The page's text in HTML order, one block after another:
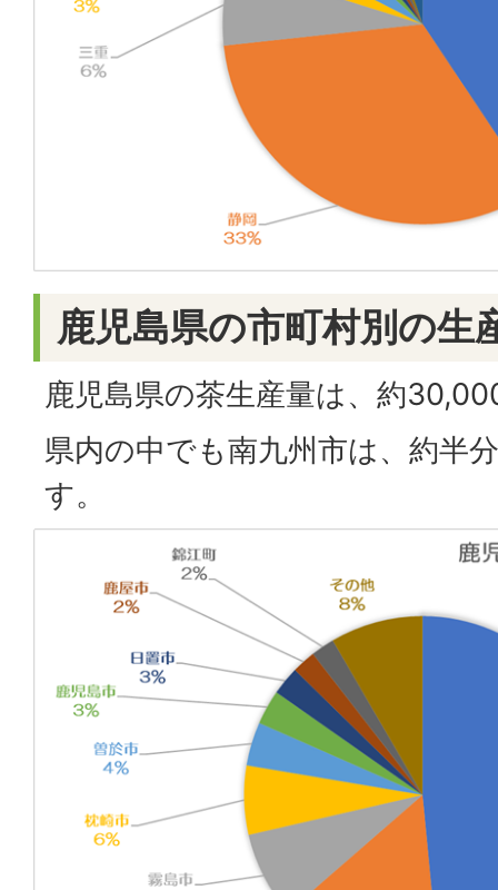
鹿児島県の市町村別の生
鹿児島県の茶生産量は、約
県内の中でも南九州市は、約半
す。